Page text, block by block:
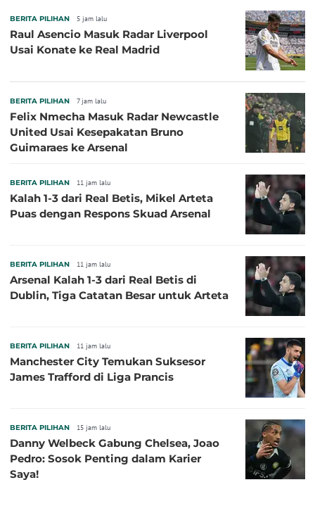
BERITA PILIHAN 5 jam lalu
Raul Asencio Masuk Radar Liverpool
Usai Konate ke Real Madrid
BERITA PILIHAN 7 jam lalu
Felix Nmecha Masuk Radar Newcastle
United Usai Kesepakatan Bruno
Guimaraes ke Arsenal
BERITA PILIHAN 11 jam lalu
Kalah 1-3 dari Real Betis, Mikel Arteta
Puas dengan Respons Skuad Arsenal
BERITA PILIHAN 11 jam lalu
Arsenal Kalah 1-3 dari Real Betis di
Dublin, Tiga Catatan Besar untuk Arteta
BERITA PILIHAN 11 jam lalu
Manchester City Temukan Suksesor
James Trafford di Liga Prancis
BERITA PILIHAN 15 jam lalu
Danny Welbeck Gabung Chelsea, Joao
Pedro: Sosok Penting dalam Karier
Saya!